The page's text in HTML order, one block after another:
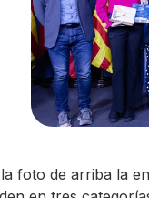
foto de arriba la